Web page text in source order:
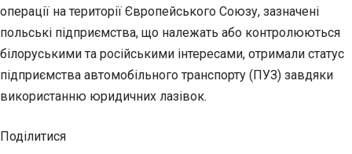
операції на території Європейського Союзу, зазначені
польські підприємства, що належать або контролюються
білоруськими та російськими інтересами, отримали статус
підприємства автомобільного транспорту (ПУЗ) завдяки
використанню юридичних лазівок.
Поділитися